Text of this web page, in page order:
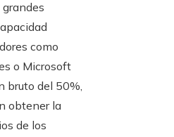
como
o Microsoft
bruto del 50%,
obtener la
de los